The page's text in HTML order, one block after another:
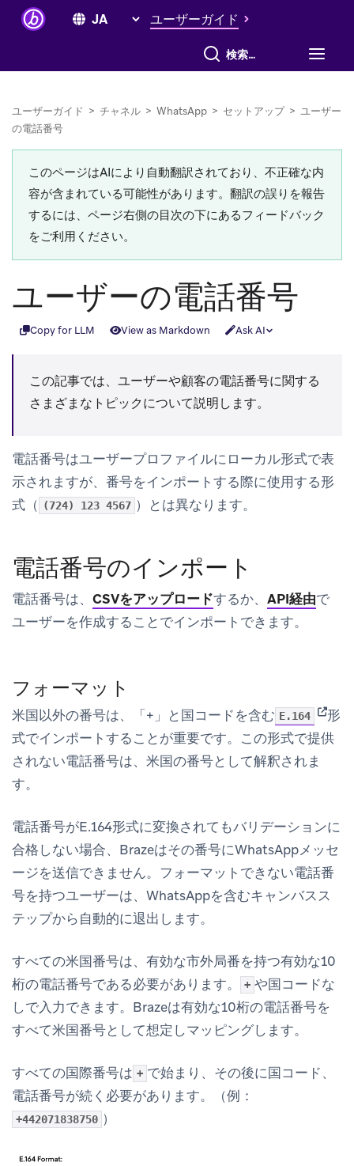
ユーザーガイド
すべて検索
ユーザーガイド > チャネル > WhatsApp > セットアップ> ユーザー
の電話番号
このページはAIにより自動翻訳されており、不正確な内
容が含まれている可能性があります。翻訳の誤りを報告
するには、ページ右側の目次の下にあるフィードバック
をご利用ください。
ユーザーの電話番号
Copy for LLM View as Markdown Ask AI
この記事では、ユーザーや顧客の電話番号に関する
さまざまなトピックについて説明します。
電話番号はユーザープロファイルにローカル形式で表
示されますが、番号をインポートする際に使用する形
式（ (724) 123 4567 ）とは異なります。
電話番号のインポート
電話番号は、 CSVをアップロードするか、 API経由で
ユーザーを作成することでインポートできます。
フォーマット
米国以外の番号は、「+」と国コードを含む E.164
形
式でインポートすることが重要です。この形式で提供
されない電話番号は、米国の番号として解釈されま
す。
電話番号がE.164形式に変換されてもバリデーションに
合格しない場合、Brazeはその番号にWhatsAppメッセ
ージを送信できません。フォーマットできない電話番
号を持つユーザーは、WhatsAppを含むキャンバスス
テップから自動的に退出します。
すべての米国番号は、有効な市外局番を持つ有効な10
桁の電話番号である必要があります。
+ や国コードな
しで入力できます。Brazeは有効な10桁の電話番号を
すべて米国番号として想定しマッピングします。
すべての国際番号は + で始まり、その後に国コード、
電話番号が続く必要があります。（例：
+442071838750 ）